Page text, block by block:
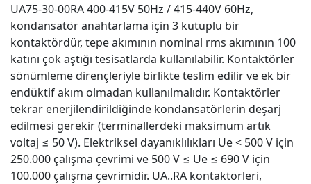
UA75-30-00RA 400-415V 50Hz / 415-440V 60Hz,
kondansatör anahtarlama için 3 kutuplu bir
kontaktördür, tepe akımının nominal rms akımının 100
katını çok aştığı tesisatlarda kullanılabilir. Kontaktörler
sönümleme dirençleriyle birlikte teslim edilir ve ek bir
endüktif akım olmadan kullanılmalıdır. Kontaktörler
tekrar enerjilendirildiğinde kondansatörlerin deşarj
edilmesi gerekir (terminallerdeki maksimum artık
voltaj ≤ 50 V). Elektriksel dayanıklılıkları Ue < 500 V için
250.000 çalışma çevrimi ve 500 V ≤ Ue ≤ 690 V için
100.000 çalışma çevrimidir. UA..RA kontaktörleri,